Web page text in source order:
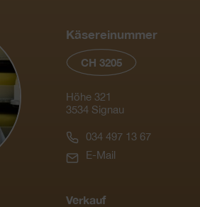
Käsereinummer
CH 3205
Höhe 321
3534 Signau
034 497 13 67
E-Mail
Verkauf